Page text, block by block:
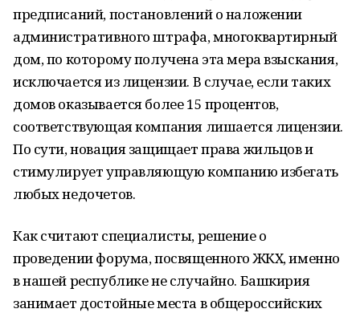
предписаний, постановлений о наложении
административного штрафа, многоквартирный
дом, по которому получена эта мера взыскания,
исключается из лицензии. В случае, если таких
домов оказывается более 15 процентов,
соответствующая компания лишается лицензии.
По сути, новация защищает права жильцов и
стимулирует управляющую компанию избегать
любых недочетов.
Как считают специалисты, решение о
проведении форума, посвященного ЖКХ, именно
в нашей республике не случайно. Башкирия
занимает достойные места в общероссийских